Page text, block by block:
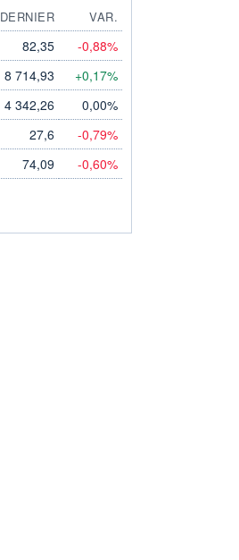
DERNIER
VAR.
82,35 -0,88%
8 714,93 +0,17%
4 342,26 0,00%
27,6 -0,79%
74,09 -0,60%